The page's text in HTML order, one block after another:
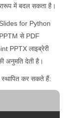
में बदल सकता है।
for Python
से PDF
PPTX लाइब्रेरी
अनुमति देती है।
कर सकते हैं: